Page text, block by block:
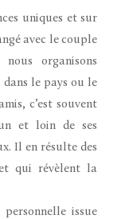
uniques et sur
avec le couple
organisons
dans le pays ou le
c’est souvent
et loin de ses
Il en résulte des
qui révèlent la
issue